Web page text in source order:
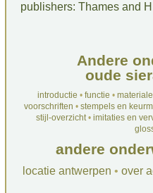
publishers: Thames and
Andere
oude
introductie • functie •
voorschriften • stempels en
stijl-overzicht• imitaties en
andere
locatie antwerpen • over